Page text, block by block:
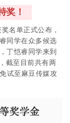
奖！
名单正式公布，
同学在众多候选
丁恺睿同学来到
截至目前共有两
试至麻豆传媒攻